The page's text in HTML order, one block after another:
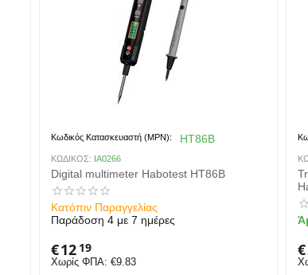
Κωδικός Κατασκευαστή (MPN): HT86B
ΚΩΔΙΚΟΣ: IA0266
Digital multimeter Habotest HT86B
Κατόπιν Παραγγελίας
Παράδοση 4 με 7 ημέρες
€12 19
Χωρίς ΦΠΑ: €9.83
€